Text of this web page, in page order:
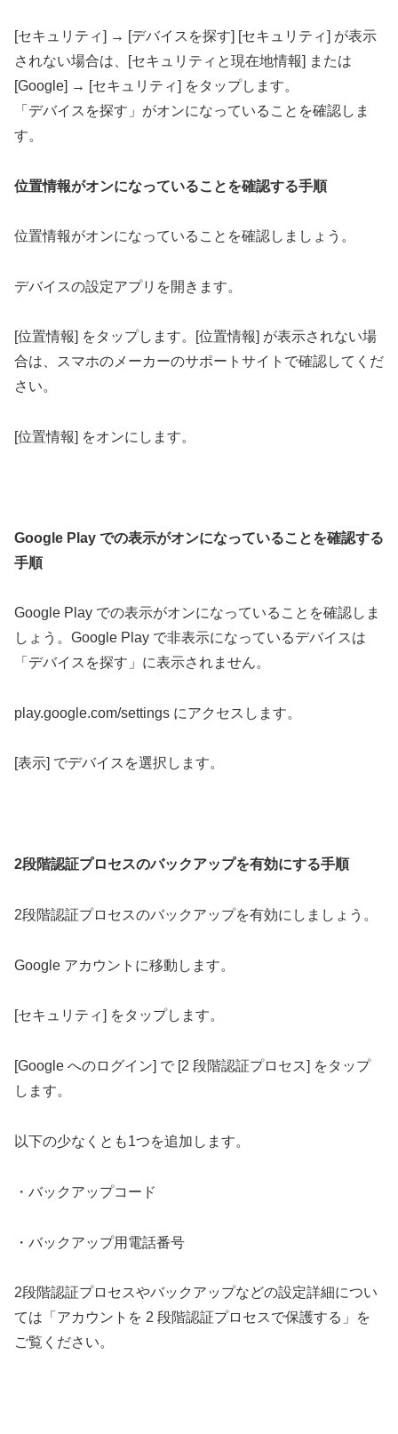
[セキュリティ] → [デバイスを探す] [セキュリティ] が表示
されない場合は、[セキュリティと現在地情報] または
[Google] → [セキュリティ] をタップします。
「デバイスを探す」がオンになっていることを確認しま
す。
位置情報がオンになっていることを確認する手順
位置情報がオンになっていることを確認しましょう。
デバイスの設定アプリを開きます。
[位置情報] をタップします。[位置情報] が表示されない場
合は、スマホのメーカーのサポートサイトで確認してくだ
さい。
[位置情報] をオンにします。
Google Play での表示がオンになっていることを確認する
手順
Google Play での表示がオンになっていることを確認しま
しょう。Google Play で非表示になっているデバイスは
「デバイスを探す」に表示されません。
play.google.com/settings にアクセスします。
[表示] でデバイスを選択します。
2段階認証プロセスのバックアップを有効にする手順
2段階認証プロセスのバックアップを有効にしましょう。
Google アカウントに移動します。
[セキュリティ] をタップします。
[Google へのログイン] で [2 段階認証プロセス] をタップ
します。
以下の少なくとも1つを追加します。
・バックアップコード
・バックアップ用電話番号
2段階認証プロセスやバックアップなどの設定詳細につい
ては「アカウントを 2 段階認証プロセスで保護する」を
ご覧ください。